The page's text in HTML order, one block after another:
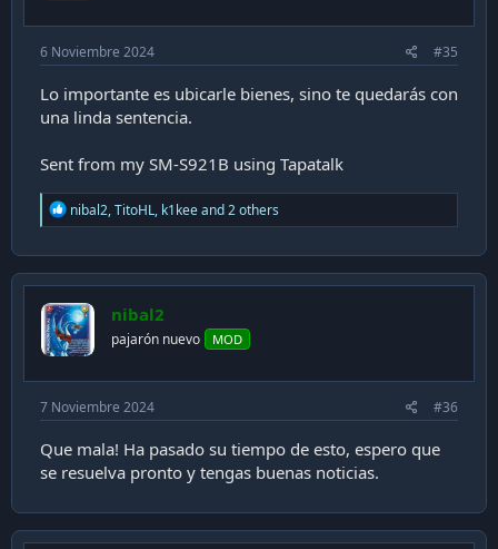
6 Noviembre 2024 #35
Lo importante es ubicarle bienes, sino te quedarás con
una linda sentencia.
Sent from my SM-S921B using Tapatalk
R
e
c
t
o
n
s
nibal2,TitoHL, k1keeand 2 others
nibal2
pajarón nuevo MOD
7 Noviembre 2024 #36
Que mala! Ha pasado su tiempo de esto, espero que
se resuelva pronto y tengas buenas noticias.